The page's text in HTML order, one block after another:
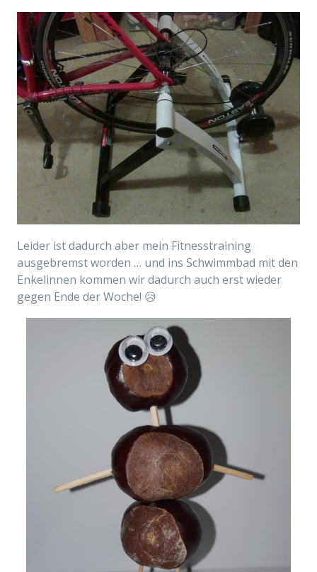
Leider ist dadurch aber mein Fitnesstraining
ausgebremst worden … und ins Schwimmbad mit den
Enkelinnen kommen wir dadurch auch erst wieder
gegen Ende der Woche! 😥